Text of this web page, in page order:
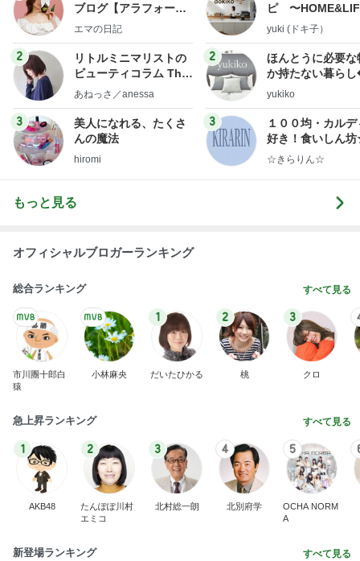
ブログ【アラフォー会
社売却セカンドライ
エマの日記
2
リトルミニマリストの
ビューティコラム The
little minimalist's bea
uty colum
あねっさ／anessa
3
美人になれる、たくさ
んの魔法
hiromi
ピ 〜
yuki (ドキ子）
2
ほんとうに必要な
か持たない暮ら
ep Life Simple◆
ンテリアのきろく
yukiko
3
１００均・カルデ
好き！食いしん
らりん☆のブログ
☆きらりん☆
もっと見る
オフィシャルブロガーランキング
総合ランキング すべて見る
市川團十郎白
猿
小林麻央
1
だいたひかる
2
桃
3
クロ
急上昇ランキング すべて見る
1
AKB48
2
たんぽぽ川村
エミコ
3
北村総一朗
4
北別府学
5
OCHA NORM
A
新登場ランキング すべて見る